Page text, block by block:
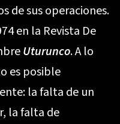
de sus operaciones.
en la Revista De
Uturunco. A lo
es posible
la falta de un
la falta de